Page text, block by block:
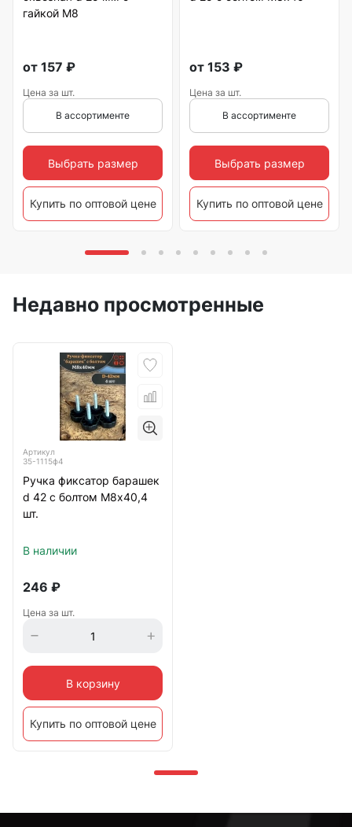
гайкой М8
от 157 ₽
Цена за шт.
В ассортименте
Выбрать размер
Купить по оптовой цене
от 153 ₽
Цена за шт.
В ассортименте
Выбрать размер
Купить по оптовой цене
Недавно просмотренные
Артикул
35-1115ф4
Ручка фиксатор барашек
d 42 с болтом М8х40,4
шт.
В наличии
246 ₽
Цена за шт.
В корзину
Купить по оптовой цене